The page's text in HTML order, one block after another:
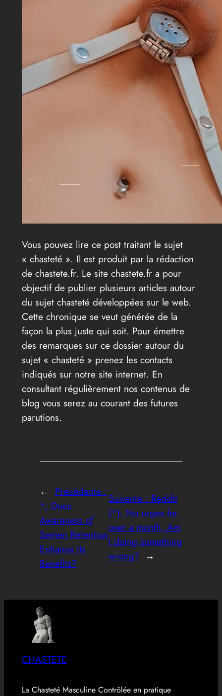
Vous pouvez lire ce post traitant le sujet
« chasteté ». Il est produit par la rédaction
de chastete.fr. Le site chastete.fr a pour
objectif de publier plusieurs articles autour
du sujet chasteté développées sur le web.
Cette chronique se veut générée de la
façon la plus juste qui soit. Pour émettre
des remarques sur ce dossier autour du
sujet « chasteté » prenez les contacts
indiqués sur notre site internet. En
consultant régulièrement nos contenus de
blog vous serez au courant des futures
parutions.
← Précédente :
*; Does
Awareness of
Semen Retention
Enhance Its
Benefits?
Suivante : Reddit
(*): No urges for
over a month, Am
I doing something
wrong? →
CHASTETE
La Chasteté Masculine Contrôlée en pratique